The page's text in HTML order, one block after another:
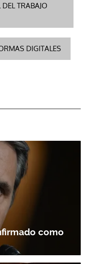
TRABAJO
DIGITALES
como